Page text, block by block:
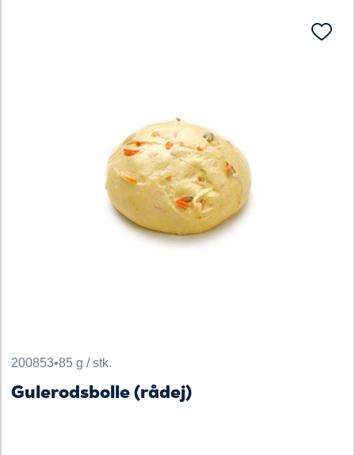
200853•85 g / stk.
Gulerodsbolle (rådej)